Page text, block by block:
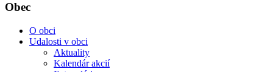
Obec
O obci
Udalosti v obci
Aktuality
Kalendár akcií